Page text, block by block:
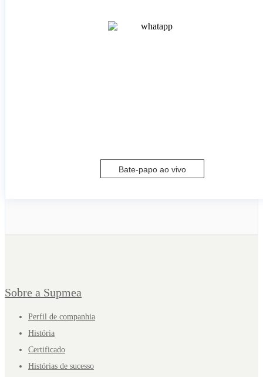
Bate-papo ao vivo
Sobre a Supmea
Perfil de companhia
História
Certificado
Histórias de sucesso